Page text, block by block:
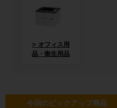
オフィス用
品・衛生用品
今回のピックアップ商品